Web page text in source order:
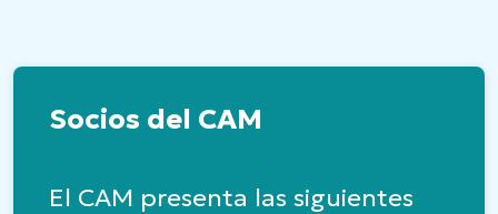
Socios del CAM
El CAM presenta las siguientes